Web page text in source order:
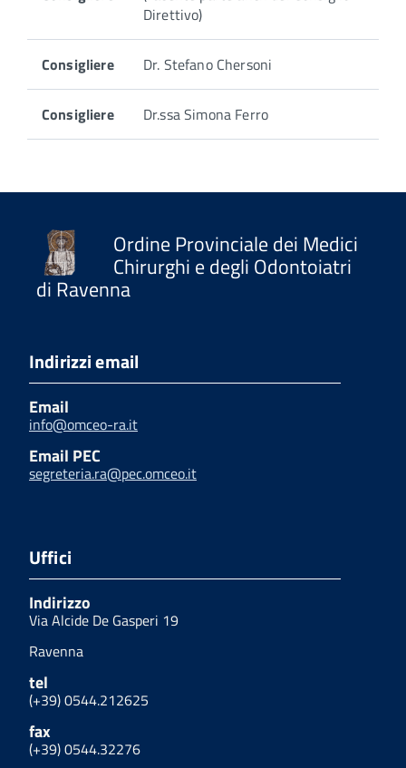
Direttivo)
Consigliere Dr. Stefano Chersoni
Consigliere Dr.ssa Simona Ferro
Ordine Provinciale dei Medici
Chirurghi e degli Odontoiatri
di Ravenna
Indirizzi email
Email
info@omceo-ra.it
Email PEC
segreteria.ra@pec.omceo.it
Uffici
Indirizzo
Via Alcide De Gasperi 19
Ravenna
tel
(+39) 0544.212625
fax
(+39) 0544.32276